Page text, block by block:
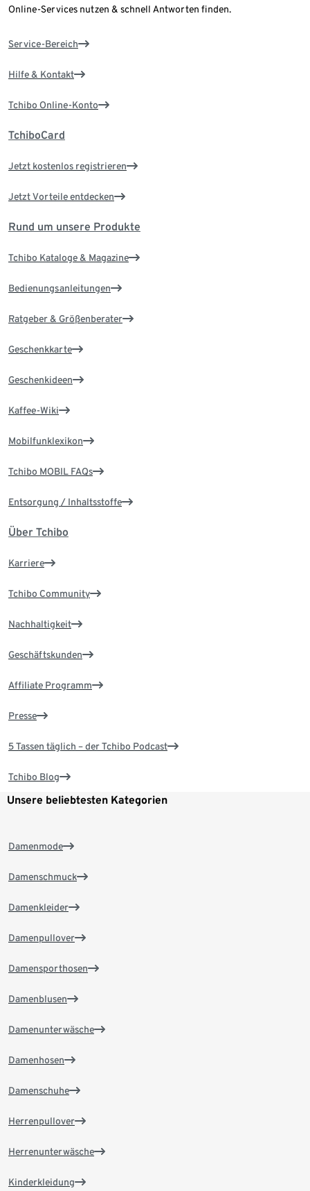
Online-Services nutzen & schnell Antworten finden.
Service-Bereich
Hilfe & Kontakt
Tchibo Online-Konto
TchiboCard
Jetzt kostenlos registrieren
Jetzt Vorteile entdecken
Rund um unsere Produkte
Tchibo Kataloge & Magazine
Bedienungsanleitungen
Ratgeber & Größenberater
Geschenkkarte
Geschenkideen
Kaffee-Wiki
Mobilfunklexikon
Tchibo MOBIL FAQs
Entsorgung / Inhaltsstoffe
Über Tchibo
Karriere
Tchibo Community
Nachhaltigkeit
Geschäftskunden
Affiliate Programm
Presse
5 Tassen täglich – der Tchibo Podcast
Tchibo Blog
Unsere beliebtesten Kategorien
Damenmode
Damenschmuck
Damenkleider
Damenpullover
Damensporthosen
Damenblusen
Damenunterwäsche
Damenhosen
Damenschuhe
Herrenpullover
Herrenunterwäsche
Kinderkleidung